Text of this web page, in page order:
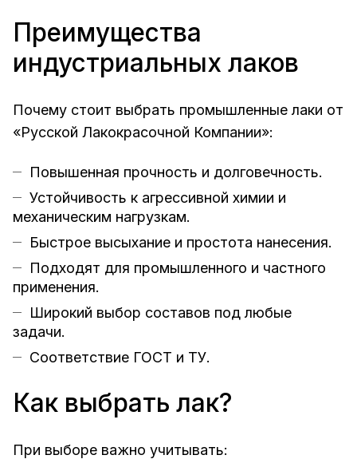
Преимущества
индустриальных лаков
Почему стоит выбрать промышленные лаки от
«Русской Лакокрасочной Компании»:
Повышенная прочность и долговечность.
Устойчивость к агрессивной химии и
механическим нагрузкам.
Быстрое высыхание и простота нанесения.
Подходят для промышленного и частного
применения.
Широкий выбор составов под любые
задачи.
Соответствие ГОСТ и ТУ.
Как выбрать лак?
При выборе важно учитывать: